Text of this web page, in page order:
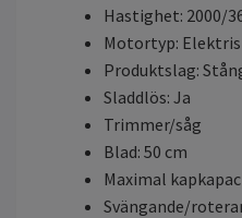
Hastighet: 2000/
Motortyp:
Produktslag:
Sladdlös: Ja
Trimmer/såg
Blad: 50 cm
Maximal
Svängande/